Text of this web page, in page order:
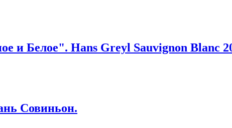
и Белое". Hans Greyl Sauvignon Blanc
Совиньон.